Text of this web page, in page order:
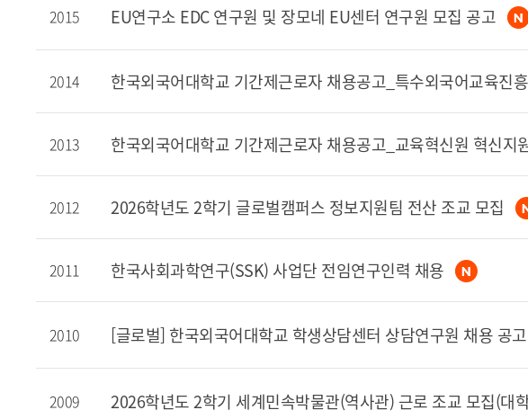
2015 EU연구소 EDC 연구원 및 장모네 EU센터 연구원 모집 공고
2014 한국외국어대학교 기간제근로자 채용공고_특수외국어교육진
2013 한국외국어대학교 기간제근로자 채용공고_교육혁신원 혁신지
2012 2026학년도 2학기 글로벌캠퍼스 정보지원팀 전산 조교 모집
2011 한국사회과학연구(SSK) 사업단 전임연구인력 채용
2010 [글로벌] 한국외국어대학교 학생상담센터 상담연구원 채용 공고
2009 2026학년도 2학기 세계민속박물관(역사관) 근로 조교 모집(대